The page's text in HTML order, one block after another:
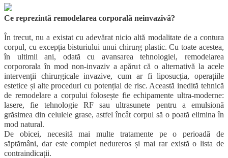
Ce reprezintă remodelarea corporală neinvazivă?
În trecut, nu a existat cu adevărat nicio altă modalitate de a contura
corpul, cu excepția bisturiului unui chirurg plastic. Cu toate acestea,
în ultimii ani, odată cu avansarea tehnologiei, remodelarea
corpororala în mod non-invaziv a apărut că o alternativă la acele
intervenții chirurgicale invazive, cum ar fi liposucția, operațiile
estetice și alte proceduri cu potențial de risc. Această inedită tehnică
de remodelare a corpului folosește fie echipamente ultra-moderne:
lasere, fie tehnologie RF sau ultrasunete pentru a emulsionă
grăsimea din celulele grase, astfel încât corpul să o poată elimina în
mod natural.
De obicei, necesită mai multe tratamente pe o perioadă de
săptămâni, dar este complet nedureros și mai rar există o lista de
contraindicații.